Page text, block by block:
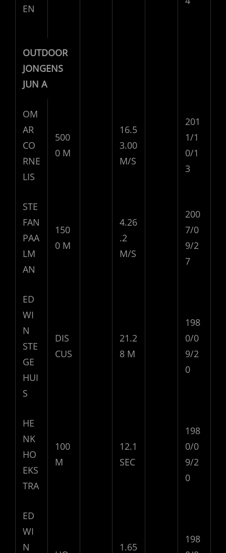
EN
OUTDOOR
JONGENS
JUN A
OM
AR
CO
RNE
LIS
500
0 M
16.5
3.00
M/S
201
1/1
0/1
3
STE
FAN
PAA
LM
AN
150
0 M
4.26
.2
M/S
200
7/0
9/2
7
ED
WI
N
STE
GE
HUI
S
DIS
CUS
21.2
8 M
198
0/0
9/2
0
HE
NK
HO
EKS
TRA
100
M
12.1
SEC
198
0/0
9/2
0
ED
WI
N
1.65
198